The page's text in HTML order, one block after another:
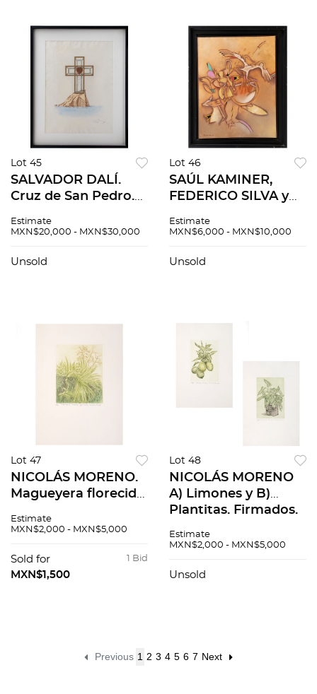
Lot 45
SALVADOR DALÍ.
Cruz de San Pedro.
aguafuerte y
250. 73 x 54 cm
Estimate
MXN$20,000 - MXN$30,000
Unsold
Lot 46
SAÚL KAMINER,
FEDERICO SILVA y
mixto de pintura y
variables. Piezas: 5
Estimate
MXN$6,000 - MXN$10,000
Unsold
Lot 47
NICOLÁS MORENO.
Magueyera florecida.
la punta seca y
24 x 19 cm imagen /
50 x 36 cm papel
Estimate
MXN$2,000 - MXN$5,000
1 Bid
Sold for
MXN$1,500
Lot 48
NICOLÁS MORENO
A) Limones y B)
Plantitas. Firmados.
seca 28/50 y 35/50 .
40x27cm papel.
Estimate
MXN$2,000 - MXN$5,000
Unsold
Previous 1 2 3 4 5 6 7 Next